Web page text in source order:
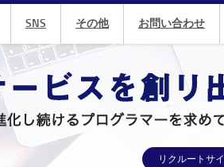
SNS その他 お問い合わせ
リクルートサ